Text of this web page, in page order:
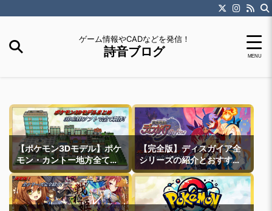
ゲーム情報やCADなどを発信！
詩音ブログ
【ポケモン3Dモデル】ポケ
モン・カントー地方全ての
町モデルなどを紹介
【完全版】ディスガイア全
シリーズの紹介とおすすめ
作品紹介